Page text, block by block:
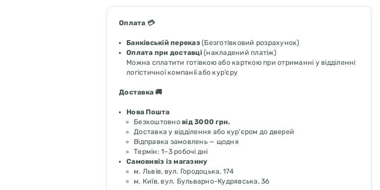
Оплата 💳
Банківській переказ(Безготівковий розрахунок)
Оплата при доставці(накладений платіж)
Можна сплатити готівкою або карткою при отриманні у відділенні
логістичної компанії або кур’єру
Доставка 🚚
Нова Пошта
Безкоштовновід 3000 грн.
Доставка у відділення або кур'єром до дверей
Відправка замовлень — щодня
Термін: 1–3 робочі дні
Самовивіз із магазину
м. Львів, вул. Городоцька, 174
м. Київ, вул. Бульварно-Кудрявська, 36